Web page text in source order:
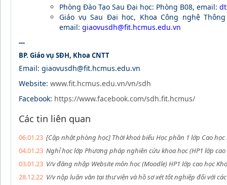
Phòng Đào Tạo Sau Đại học: Phòng B08, email:
Giáo vụ Sau Đại học, Khoa Công nghệ
email: giaovusdh@fit.hcmus.edu.vn
---
BP. Giáo vụ SĐH, Khoa CNTT
Email: giaovusdh@fit.hcmus.edu.vn
Website: www.fit.hcmus.edu.vn/vn/sdh
Facebook: https://www.facebook.com/sdh.fit.hcmus/
Các tin liên quan
06.01.23 [Cập nhật phòng học] Thời khoá biểu Học phần 1 lớp Cao
04.01.23 Nghỉ học lớp Phương pháp nghiên cứu khoa học (HP1 lớp
03.01.23 V/v đăng nhập Website môn học (Moodle) HP1 lớp cao học
28.12.22 V/v nộp luận văn tại thư viện và hồ sơ xét tốt nghiệp đối với